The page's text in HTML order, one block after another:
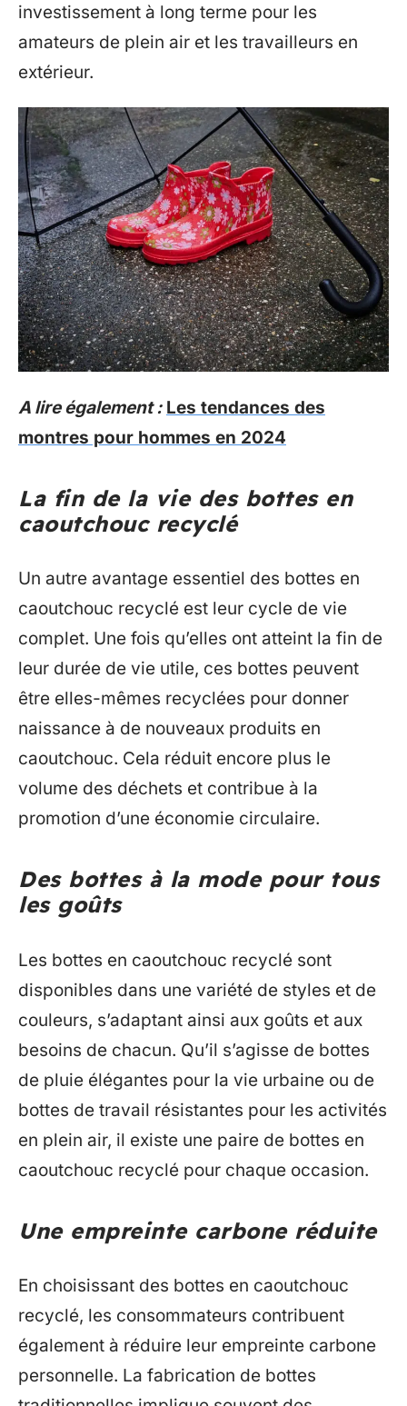
investissement à long terme pour les
amateurs de plein air et les travailleurs en
extérieur.
A lire également : Les tendances des
montres pour hommes en 2024
La fin de la vie des bottes en
caoutchouc recyclé
Un autre avantage essentiel des bottes en
caoutchouc recyclé est leur cycle de vie
complet. Une fois qu’elles ont atteint la fin de
leur durée de vie utile, ces bottes peuvent
être elles-mêmes recyclées pour donner
naissance à de nouveaux produits en
caoutchouc. Cela réduit encore plus le
volume des déchets et contribue à la
promotion d’une économie circulaire.
Des bottes à la mode pour tous
les goûts
Les bottes en caoutchouc recyclé sont
disponibles dans une variété de styles et de
couleurs, s’adaptant ainsi aux goûts et aux
besoins de chacun. Qu’il s’agisse de bottes
de pluie élégantes pour la vie urbaine ou de
bottes de travail résistantes pour les activités
en plein air, il existe une paire de bottes en
caoutchouc recyclé pour chaque occasion.
Une empreinte carbone réduite
En choisissant des bottes en caoutchouc
recyclé, les consommateurs contribuent
également à réduire leur empreinte carbone
personnelle. La fabrication de bottes